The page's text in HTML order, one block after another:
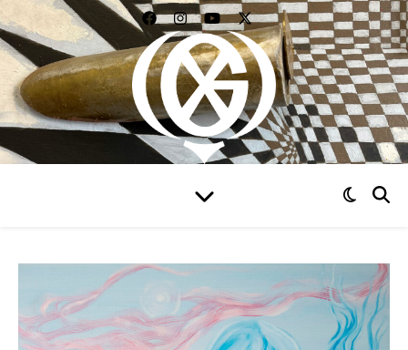
WIDZIEĆ WSZYSTKO